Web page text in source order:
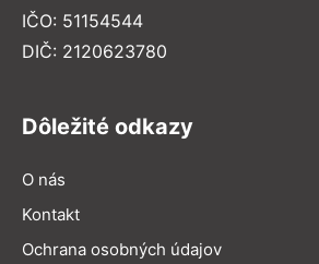
IČO: 51154544
DIČ: 2120623780
Dôležité odkazy
O nás
Kontakt
Ochrana osobných údajov